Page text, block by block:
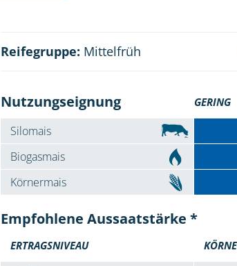
Reifegruppe: Mittelfrüh
Nutzungseignung GERING
Silomais
Biogasmais
Körnermais
Empfohlene Aussaatstärke *
ERTRAGSNIVEAU